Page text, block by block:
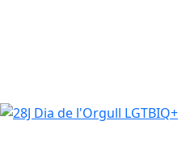
28J Dia de l'Orgull LGTBIQ+